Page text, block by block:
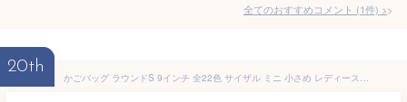
全てのおすすめコメント (1件) >
20th
かごバッグ ラウンドS 9インチ 全22色 サイザル ミニ 小さめ レディース カゴバッグ 籠バッグ かご バッグ 大人 可愛い 上品 浴衣 トート 鞄 プレゼント プチギフト 夏 春 おしゃれ 旅行 買いまわり ポイント消化 かごばっく カゴバック